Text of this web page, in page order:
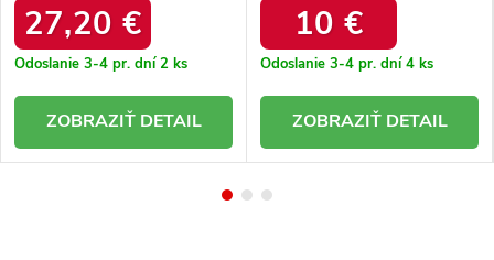
27,20 €
Odoslanie 3-4 pr. dní2 ks
DETAIL
10 €
Odoslanie 3-4 pr. dní4 ks
DETAIL